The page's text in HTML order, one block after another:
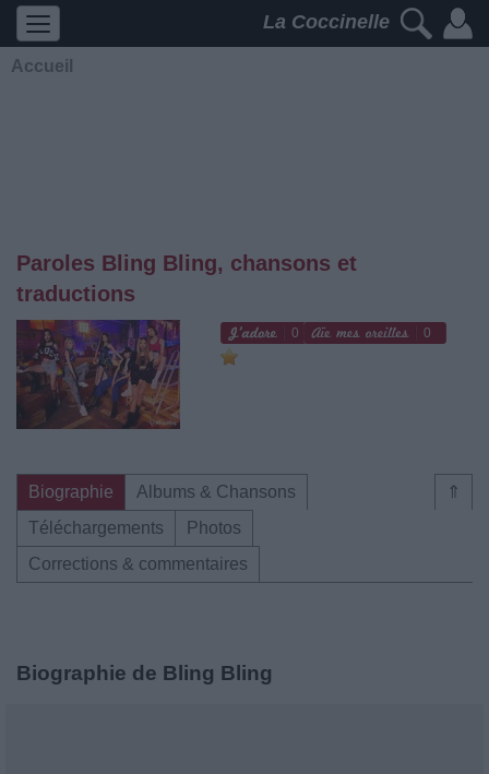
La Coccinelle
Accueil
Paroles Bling Bling, chansons et
traductions
0 0
⇑
Biographie
Albums & Chansons
Téléchargements
Photos
Corrections & commentaires
Biographie de Bling Bling